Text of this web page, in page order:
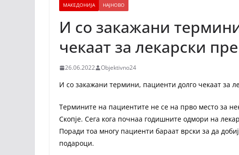
МАКЕДОНИЈА НАЈНОВО
И со закажани
чекаат за лекарски
26.06.2022 Objektivno24
И со закажани термини, пациенти долго чекаат за
Термините на пациентите не се на прво место за
Скопје. Сега кога почнаа годишните одмори на
Поради тоа многу пациенти бараат врски за да
подароци.